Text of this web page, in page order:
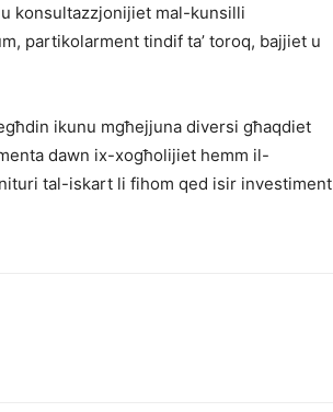
konsultazzjonijiet mal-kunsilli
partikolarment tindif ta’ toroq, bajjiet u
ikunu mgħejjuna diversi għaqdiet
dawn ix-xogħolijiet hemm il-
tal-iskart li fihom qed isir investiment